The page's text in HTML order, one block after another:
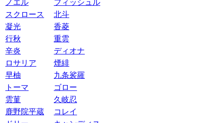
ノエル
フィッシュル
スクロース
北斗
凝光
香菱
行秋
重雲
辛炎
ディオナ
ロサリア
煙緋
早柚
九条裟羅
トーマ
ゴロー
雲菫
久岐忍
鹿野院平蔵
コレイ